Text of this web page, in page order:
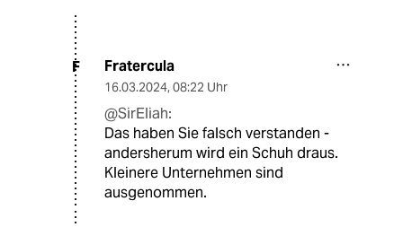
F Fratercula
16.03.2024, 08:22 Uhr
@SirEliah:
Das haben Sie falsch verstanden -
andersherum wird ein Schuh draus.
Kleinere Unternehmen sind
ausgenommen.